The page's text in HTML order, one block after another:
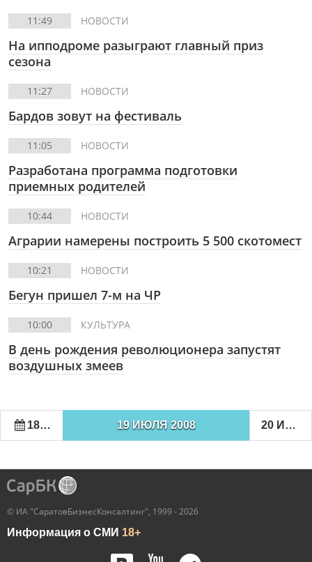
11:49 НОВОСТИ
На ипподроме разыграют главный приз
сезона
11:27 НОВОСТИ
Бардов зовут на фестиваль
11:05 НОВОСТИ
Разработана программа подготовки
приемных родителей
10:44 НОВОСТИ
Аграрии намерены построить 5 500 скотомест
10:21 НОВОСТИ
Бегун пришел 7-м на ЧР
10:00 КУЛЬТУРА
В день рождения революционера запустят
воздушных змеев
18 ИЮЛЯ 2008 19 ИЮЛЯ 2008 20 ИЮЛЯ 2008
© ИА "СаратовБизнесКонсалтинг", 1999 - 2026
Информация о СМИ 18+